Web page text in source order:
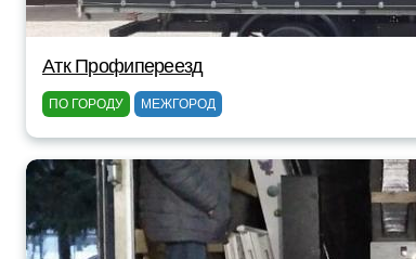
Атк Профипереезд
ПО ГОРОДУ МЕЖГОРОД